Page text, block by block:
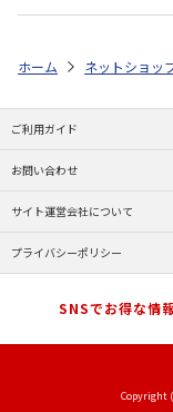
ホーム ネットショッ
ご利用ガイド
お問い合わせ
サイト運営会社について
プライバシーポリシー
SNSでお得な情
Copyright